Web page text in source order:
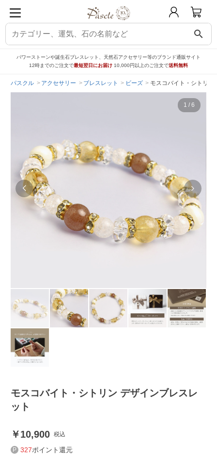
search
パワーストーンや誕生石ブレスレット、天然石アクセサリー等のブランド通販サイト
12時までのご注文で最短翌日にお届け 10,000円以上のご注文で送料無料
パスクル アクセサリー ブレスレット ビーズ モスコバイト・シトリン
1 / 6
モスコバイト・シトリン デザインブレスレ
ット
10,900 税込
327ポイント還元